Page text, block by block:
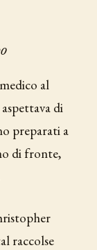
al
di
preparati a
di fronte,
raccolse